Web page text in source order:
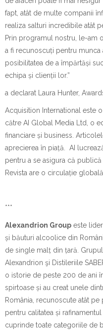
fapt, atât de multe companii
realiza salturi incredibile atât
Prin programul nostru, le-am
a fi recunoscuți pentru munca
posibilitatea de a împărtăși
echipa și clienții lor.”
a declarat Laura Hunter,
Acquisition International este
către AI Global Media Ltd, o
financiare și business.
aprecierea în piață. AI
pentru a se asigura că
Revista are o circulație globală.
***
Alexandrion Group este
și băuturi alcoolice din
de single malț din țară.
Alexandrion şi Distileriile
o istorie de peste 200 de ani
spirtoase și au creat unele
România, recunoscute atât pe
pentru calitatea și
cuprinde toate categoriile de